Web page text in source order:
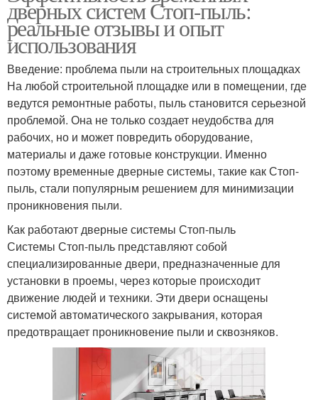
дверных систем Стоп-пыль:
реальные отзывы и опыт
использования
Введение: проблема пыли на строительных площадках
На любой строительной площадке или в помещении, где
ведутся ремонтные работы, пыль становится серьезной
проблемой. Она не только создает неудобства для
рабочих, но и может повредить оборудование,
материалы и даже готовые конструкции. Именно
поэтому временные дверные системы, такие как Стоп-
пыль, стали популярным решением для минимизации
проникновения пыли.
Как работают дверные системы Стоп-пыль
Системы Стоп-пыль представляют собой
специализированные двери, предназначенные для
установки в проемы, через которые происходит
движение людей и техники. Эти двери оснащены
системой автоматического закрывания, которая
предотвращает проникновение пыли и сквозняков.